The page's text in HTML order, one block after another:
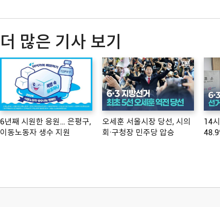
더 많은 기사 보기
6년째 시원한 응원… 은평구,
이동노동자 생수 지원
오세훈 서울시장 당선, 시의
회·구청장 민주당 압승
14